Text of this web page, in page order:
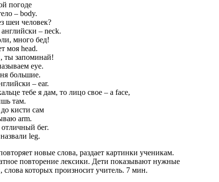
погоде
– body.
шеи человек?
– neck.
много бед!
моя head.
ты запоминай!
eye.
большие.
– ear.
тебе я дам, то лицо свое – a face,
там.
кисти сам
arm.
бег.
leg.
новые слова, раздает картинки ученикам.
повторение лексики. Дети показывают нужные
слова которых произносит учитель. 7 мин.